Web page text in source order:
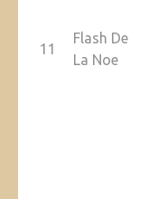
11
Flash De
La Noe